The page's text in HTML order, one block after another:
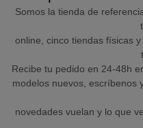
Somos la tienda de
online, cinco tiendas físicas
Recibe tu pedido en 24-48h
modelos nuevos, escríbenos
novedades vuelan y lo que